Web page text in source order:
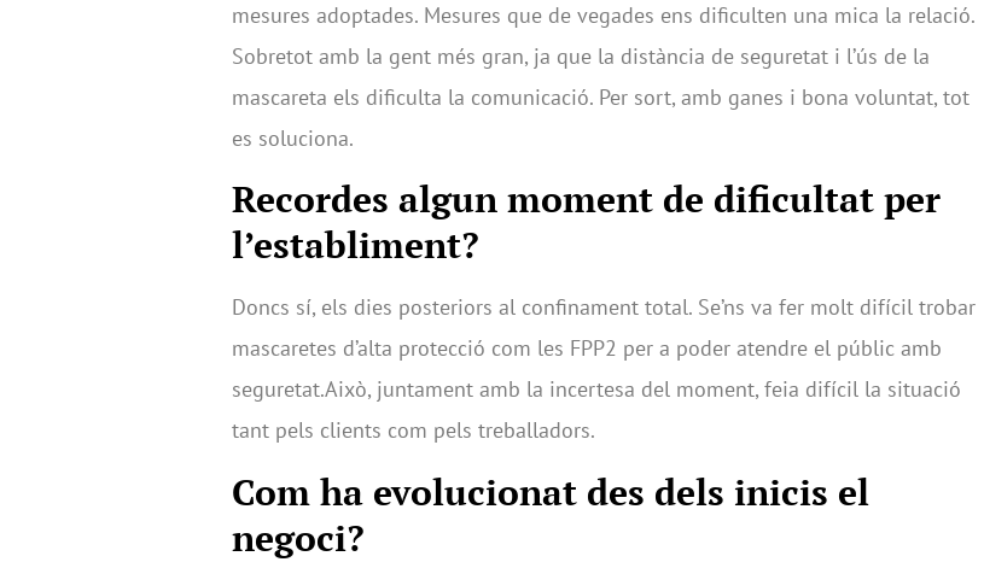
mesures adoptades. Mesures que de vegades ens dificulten una mica la relació.
Sobretot amb la gent més gran, ja que la distància de seguretat i l’ús de la
mascareta els dificulta la comunicació. Per sort, amb ganes i bona voluntat, tot
es soluciona.
Recordes algun moment de dificultat per
l’establiment?
Doncs sí, els dies posteriors al confinament total. Se’ns va fer molt difícil trobar
mascaretes d’alta protecció com les FPP2 per a poder atendre el públic amb
seguretat.Això, juntament amb la incertesa del moment, feia difícil la situació
tant pels clients com pels treballadors.
Com ha evolucionat des dels inicis el
negoci?